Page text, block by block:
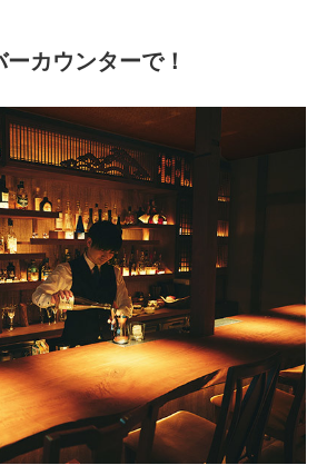
カウンターで！